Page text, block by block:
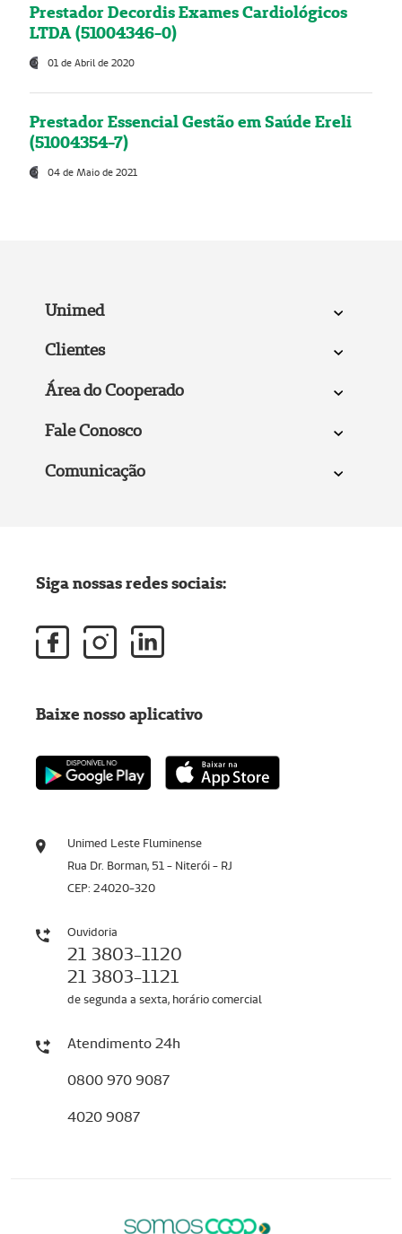
Prestador Decordis Exames Cardiológicos
LTDA (51004346-0)
01 de Abril de 2020
Prestador Essencial Gestão em Saúde Ereli
(51004354-7)
04 de Maio de 2021
Unimed
Clientes
Área do Cooperado
Fale Conosco
Comunicação
Unimed Leste Fluminense
Rua Dr. Borman, 51 - Niterói - RJ
CEP: 24020-320
Ouvidoria
21 3803-1120
21 3803-1121
de segunda a sexta, horário comercial
Atendimento 24h
0800 970 9087
4020 9087
Siga nossas redes sociais:
Baixe nosso aplicativo